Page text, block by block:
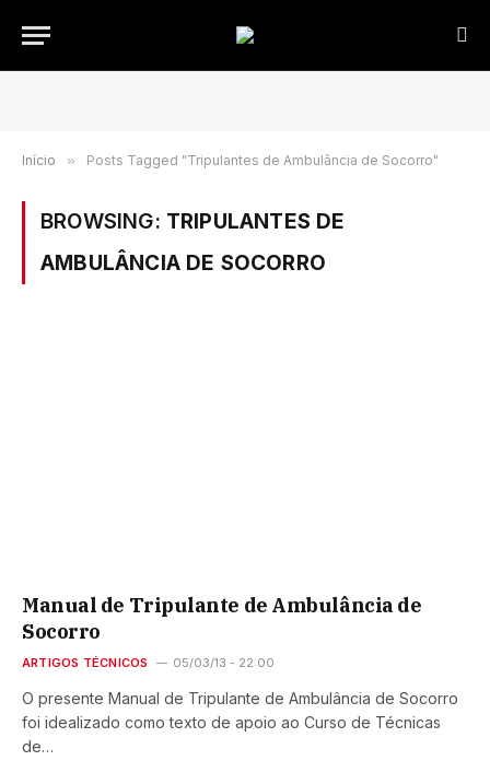
Início » Posts Tagged "Tripulantes de Ambulância de Socorro"
BROWSING: TRIPULANTES DE
AMBULÂNCIA DE SOCORRO
Manual de Tripulante de Ambulância de
Socorro
ARTIGOS TÉCNICOS 05/03/13 - 22:00
O presente Manual de Tripulante de Ambulância de Socorro
foi idealizado como texto de apoio ao Curso de Técnicas
de…